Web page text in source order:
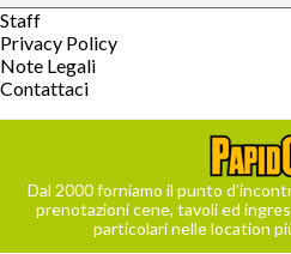
Staff
Privacy Policy
Note Legali
Contattaci
Dal 2000 forniamo il punto
prenotazioni cene, tavoli ed
particolari nelle location